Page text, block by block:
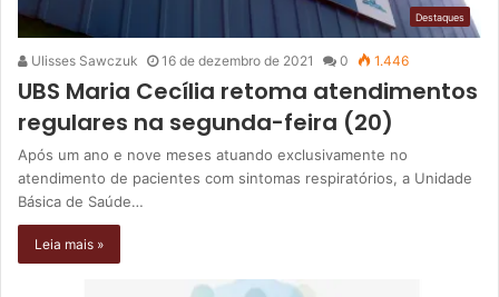
Destaques
Ulisses Sawczuk 16 de dezembro de 2021 0 1.446
UBS Maria Cecília retoma atendimentos
regulares na segunda-feira (20)
Após um ano e nove meses atuando exclusivamente no
atendimento de pacientes com sintomas respiratórios, a Unidade
Básica de Saúde…
Leia mais »